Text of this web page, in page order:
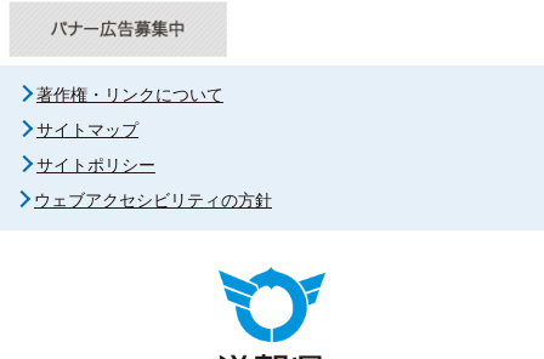
著作権・リンクについて
サイトマップ
サイトポリシー
ウェブアクセシビリティの方針